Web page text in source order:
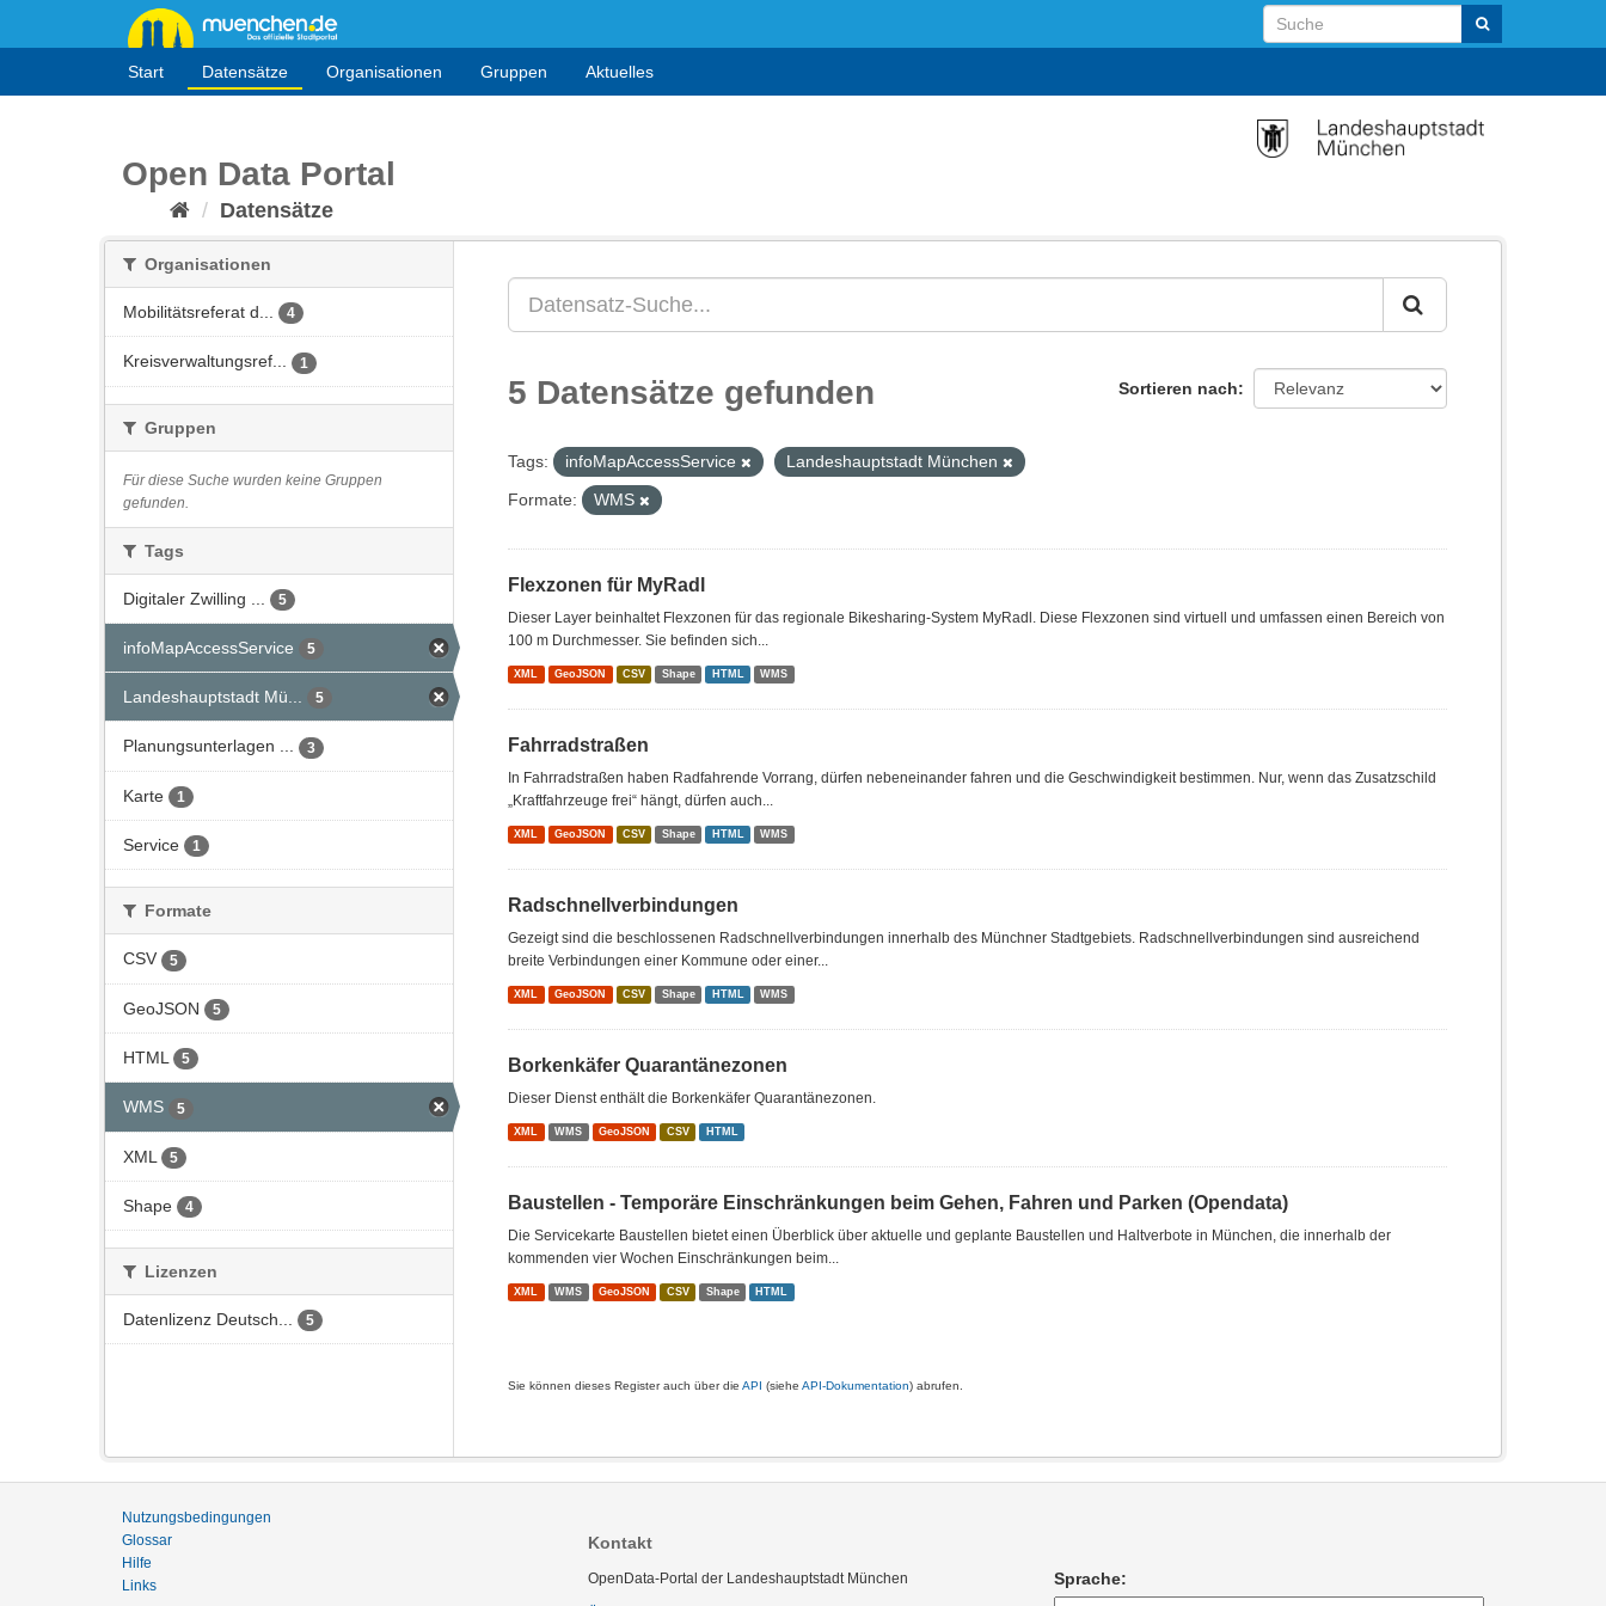
Start Datensätze Organisationen Gruppen Aktuelles
Open Data Portal
Datensätze
Organisationen
Mobilitätsreferat d... 4
Kreisverwaltungsref... 1
Gruppen
Für diese Suche wurden keine Gruppen
gefunden.
Tags
Digitaler Zwilling ... 5
infoMapAccessService 5
Landeshauptstadt Mü... 5
Planungsunterlagen ... 3
Karte 1
Service 1
Formate
CSV 5
GeoJSON 5
HTML 5
WMS 5
XML 5
Shape 4
Lizenzen
Datenlizenz Deutsch... 5
Sortieren nach
5 Datensätze gefunden
Tags: infoMapAccessService
Landeshauptstadt München
Formate:
WMS
Flexzonen für MyRadl
Dieser Layer beinhaltet Flexzonen für das regionale Bikesharing-System MyRadl. Diese Flexzonen sind virtuell und umfassen einen Bereich von
100 m Durchmesser. Sie befinden sich...
XML GeoJSON CSV Shape HTML WMS
Fahrradstraßen
In Fahrradstraßen haben Radfahrende Vorrang, dürfen nebeneinander fahren und die Geschwindigkeit bestimmen. Nur, wenn das Zusatzschild
„Kraftfahrzeuge frei“ hängt, dürfen auch...
XML GeoJSON CSV Shape HTML WMS
Radschnellverbindungen
Gezeigt sind die beschlossenen Radschnellverbindungen innerhalb des Münchner Stadtgebiets. Radschnellverbindungen sind ausreichend
breite Verbindungen einer Kommune oder einer...
XML GeoJSON CSV Shape HTML WMS
Borkenkäfer Quarantänezonen
Dieser Dienst enthält die Borkenkäfer Quarantänezonen.
XML WMS GeoJSON CSV HTML
Baustellen - Temporäre Einschränkungen beim Gehen, Fahren und Parken (Opendata)
Die Servicekarte Baustellen bietet einen Überblick über aktuelle und geplante Baustellen und Haltverbote in München, die innerhalb der
kommenden vier Wochen Einschränkungen beim...
XML WMS GeoJSON CSV Shape HTML
Sie können dieses Register auch über die API (siehe API-Dokumentation) abrufen.
Nutzungsbedingungen
Glossar
Hilfe
Links
Kontakt
OpenData-Portal der Landeshauptstadt München Sprache